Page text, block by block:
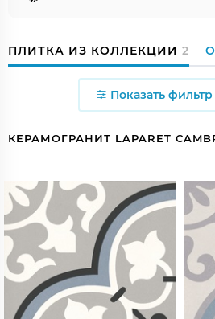
ПЛИТКА ИЗ КОЛЛЕКЦИИ 2
Показать
КЕРАМОГРАНИТ LAPARET